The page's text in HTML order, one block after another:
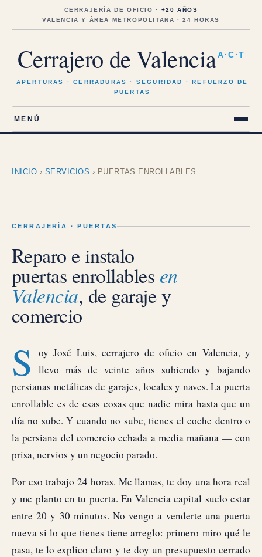
CERRAJERÍA DE OFICIO · +20 AÑOS
VALENCIA Y ÁREA METROPOLITANA · 24 HORAS
Cerrajero de Valencia A·C·T
APERTURAS · CERRADURAS · SEGURIDAD · REFUERZO DE
PUERTAS
MENÚ
INICIO › SERVICIOS › PUERTAS ENROLLABLES
CERRAJERÍA · PUERTAS
Reparo e instalo
puertas enrollables en
Valencia, de garaje y
comercio
S
oy José Luis, cerrajero de oficio en Valencia, y
llevo más de veinte años subiendo y bajando
persianas metálicas de garajes, locales y naves. La puerta
enrollable es de esas cosas que nadie mira hasta que un
día no sube. Y cuando no sube, tienes el coche dentro o
la persiana del comercio echada a media mañana — con
prisa, nervios y un negocio parado.
Por eso trabajo 24 horas. Me llamas, te doy una hora real
y me planto en tu puerta. En Valencia capital suelo estar
entre 20 y 30 minutos. No vengo a venderte una puerta
nueva si lo que tienes tiene arreglo: primero miro qué le
pasa, te lo explico claro y te doy un presupuesto cerrado